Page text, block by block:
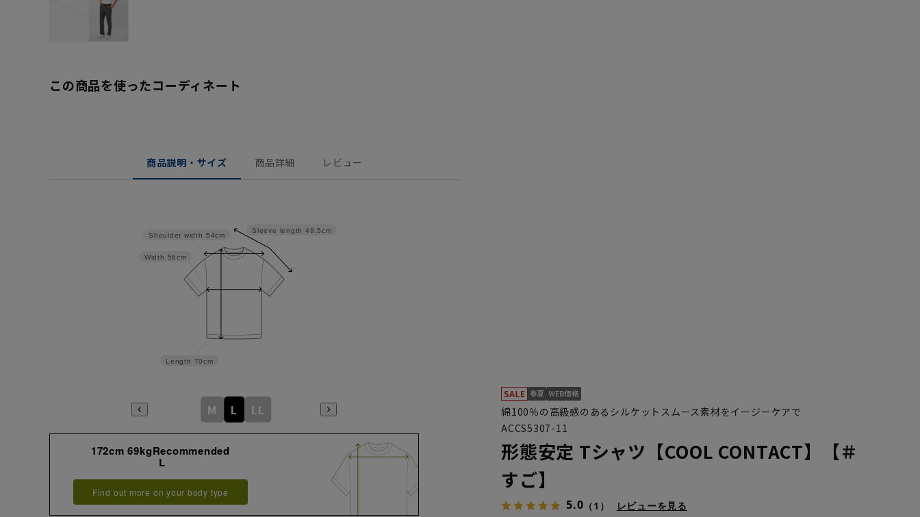
この商品を使ったコーディネート
商品説明・サイズ 商品詳細 レビュー
Sleeve length 49.5cm
Length 70cm
Width 56cm
Shoulder width 54cm
M L LL
172cm 69kgRecommended
L
Find out more on your body type
綿100％の高級感のあるシルケットスムース素材をイージーケアで
ACCS5307-11
形態安定 Tシャツ【COOL CONTACT】【＃
すご】
5.0 （1） レビューを見る